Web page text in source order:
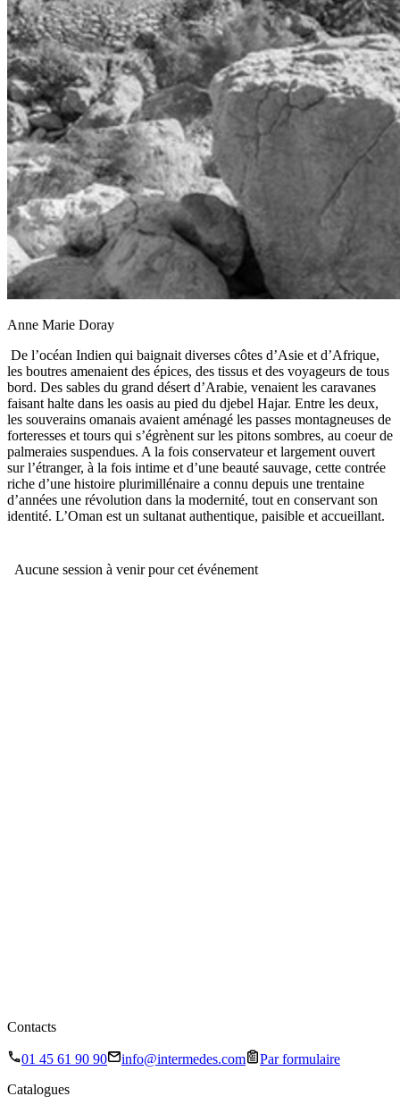
Anne Marie Doray
De l’océan Indien qui baignait diverses côtes d’Asie et d’Afrique,
les boutres amenaient des épices, des tissus et des voyageurs de tous
bord. Des sables du grand désert d’Arabie, venaient les caravanes
faisant halte dans les oasis au pied du djebel Hajar. Entre les deux,
les souverains omanais avaient aménagé les passes montagneuses de
forteresses et tours qui s’égrènent sur les pitons sombres, au coeur de
palmeraies suspendues. A la fois conservateur et largement ouvert
sur l’étranger, à la fois intime et d’une beauté sauvage, cette contrée
riche d’une histoire plurimillénaire a connu depuis une trentaine
d’années une révolution dans la modernité, tout en conservant son
identité. L’Oman est un sultanat authentique, paisible et accueillant.
Contacts
01 45 61 90 90 info@intermedes.com
Par formulaire
Catalogues